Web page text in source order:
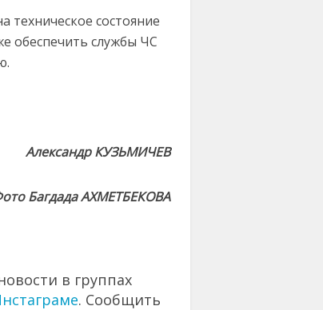
состояние
обеспечить службы ЧС
Александр КУЗЬМИЧЕВ
Багдада АХМЕТБЕКОВА
в группах
. Сообщить